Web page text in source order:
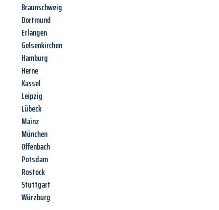
Braunschweig
Dortmund
Erlangen
Gelsenkirchen
Hamburg
Herne
Kassel
Leipzig
Lübeck
Mainz
München
Offenbach
Potsdam
Rostock
Stuttgart
Würzburg